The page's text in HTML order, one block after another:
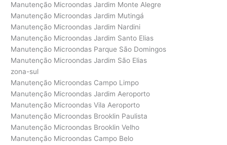
Manutenção Microondas Jardim Monte Alegre
Manutenção Microondas Jardim Mutingá
Manutenção Microondas Jardim Nardini
Manutenção Microondas Jardim Santo Elias
Manutenção Microondas Parque São Domingos
Manutenção Microondas Jardim São Elias
zona-sul
Manutenção Microondas Campo Limpo
Manutenção Microondas Jardim Aeroporto
Manutenção Microondas Vila Aeroporto
Manutenção Microondas Brooklin Paulista
Manutenção Microondas Brooklin Velho
Manutenção Microondas Campo Belo